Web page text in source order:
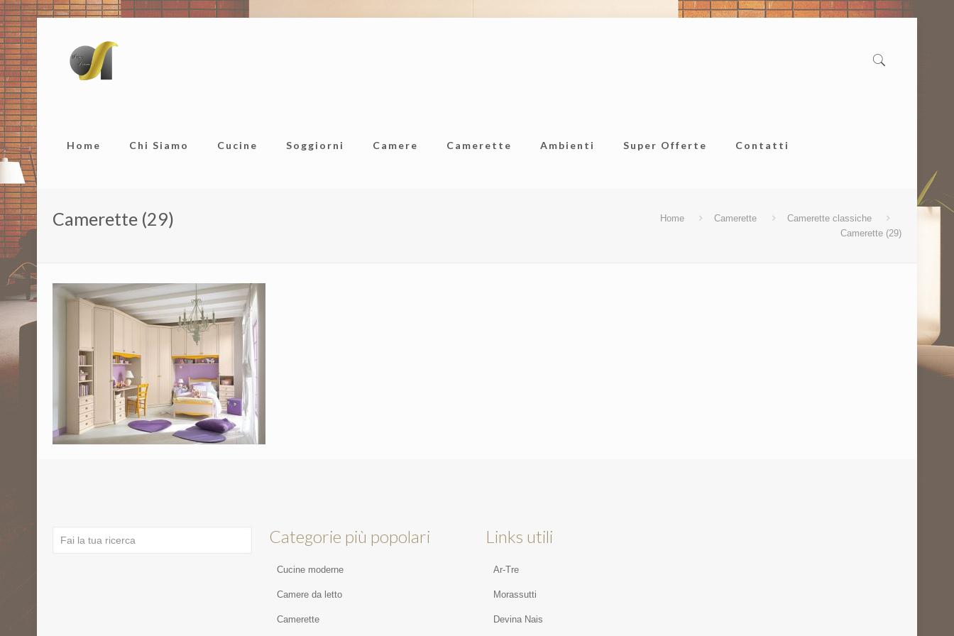
Home Chi Siamo Cucine Soggiorni Camere Camerette Ambienti Super Offerte Contatti
Camerette (29) Home Camerette
Camerette classiche
Camerette (29)
Categorie più popolari
Cucine moderne
Camere da letto
Camerette
Links utili
Ar-Tre
Morassutti
Devina Nais